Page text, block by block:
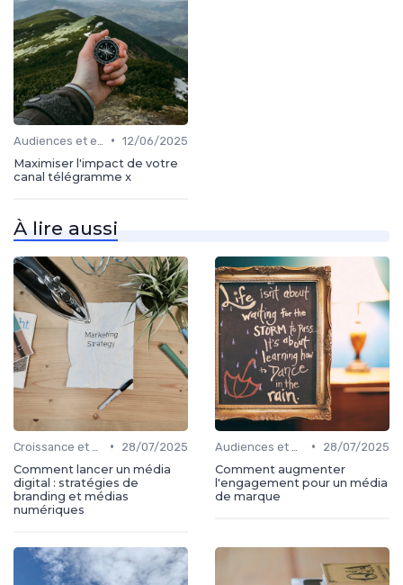
• 12/06/2025
Maximiser l'impact de votre
canal télégramme x
À lire aussi
•
28/07/2025
Comment lancer un média
digital : stratégies de
branding et médias
numériques
•
28/07/2025
Comment augmenter
l'engagement pour un média
de marque